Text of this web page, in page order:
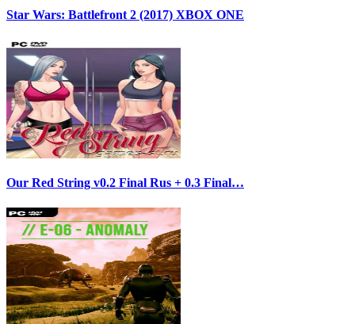
Star Wars: Battlefront 2 (2017) XBOX ONE
Our Red String v0.2 Final Rus + 0.3 Final…